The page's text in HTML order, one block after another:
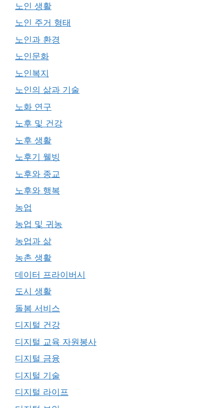
노인 생활
노인 주거 형태
노인과 환경
노인문화
노인복지
노인의 삶과 기술
노화 연구
노후 및 건강
노후 생활
노후기 웰빙
노후와 종교
노후와 행복
농업
농업 및 귀농
농업과 삶
농촌 생활
데이터 프라이버시
도시 생활
돌봄 서비스
디지털 건강
디지털 교육 자원봉사
디지털 금융
디지털 기술
디지털 라이프